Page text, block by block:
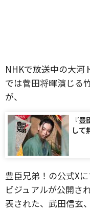
NHKで放送中の大河
では菅田将暉演じる
が、
『
して
豊臣兄弟！の公式X
ビジュアルが公開さ
表された、武田信玄